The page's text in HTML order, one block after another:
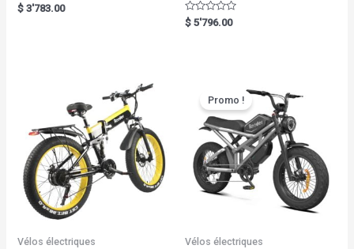
R
a
$ 3'783.00
R
a
$ 5'796.00
Vélos électriques
Promo !
Vélos électriques